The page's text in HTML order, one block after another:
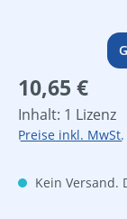
Regulärer Preis:
10,65 €
Inhalt: 1 Lizenz
Preise inkl. MwSt.
Kein Versand.